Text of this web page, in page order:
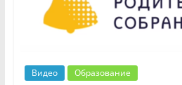
Видео Образование